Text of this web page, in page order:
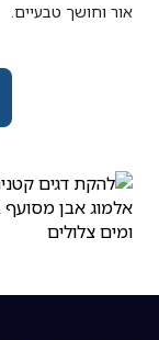
אור וחושך טבעיים.